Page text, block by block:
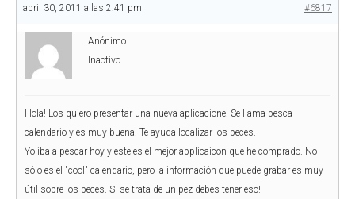
abril 30, 2011 a las 2:41 pm #6817
Anónimo
Inactivo
Hola! Los quiero presentar una nueva aplicacione. Se llama pesca
calendario y es muy buena. Te ayuda localizar los peces.
Yo iba a pescar hoy y este es el mejor applicaicon que he comprado. No
sólo es el "cool" calendario, pero la información que puede grabar es muy
útil sobre los peces. Si se trata de un pez debes tener eso!